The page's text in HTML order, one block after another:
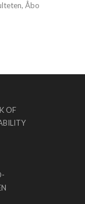
Åbo
OF